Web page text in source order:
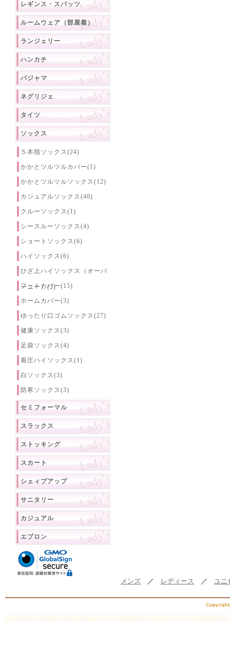
レギンス・スパッツ
ルームウェア（部屋着）
ランジェリー
ハンカチ
パジャマ
ネグリジェ
タイツ
ソックス
５本指ソックス(24)
かかとツルツルカバー(1)
かかとツルツルソックス(12)
カジュアルソックス(40)
クルーソックス(1)
シースルーソックス(4)
ショートソックス(6)
ハイソックス(6)
ひざ上ハイソックス（オーバ
ーニー）(2)
フットカバー(15)
ホームカバー(3)
ゆったり口ゴムソックス(27)
健康ソックス(3)
足袋ソックス(4)
着圧ハイソックス(1)
白ソックス(3)
防寒ソックス(3)
セミフォーマル
スラックス
ストッキング
スカート
シェィプアップ
サニタリー
カジュアル
エプロン
メンズ ／ レディース ／ ユニ